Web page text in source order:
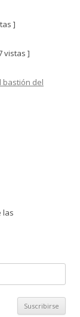
]
vistas ]
bastión del
las